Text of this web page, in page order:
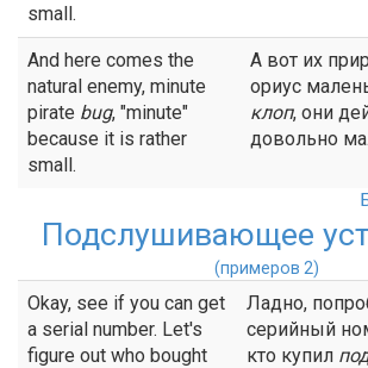
small.
And here comes the
natural enemy, minute
pirate bug, "minute"
because it is rather
small.
А вот их
ориус
клоп, они
довольно
Подслушивающее
(примеров 2)
Okay, see if you can get
a serial number. Let's
figure out who bought
Ладно,
серийный
кто купил